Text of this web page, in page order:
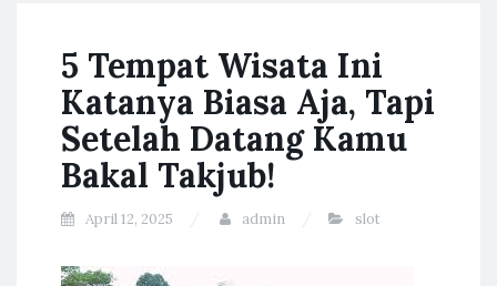
5 Tempat Wisata Ini
Katanya Biasa Aja, Tapi
Setelah Datang Kamu
Bakal Takjub!
April 12, 2025 admin slot